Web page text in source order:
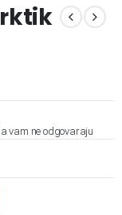
vam ne odgovaraju